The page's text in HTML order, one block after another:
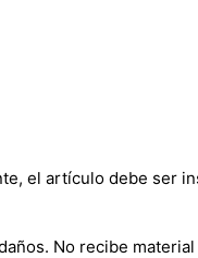
el artículo debe ser
No recibe